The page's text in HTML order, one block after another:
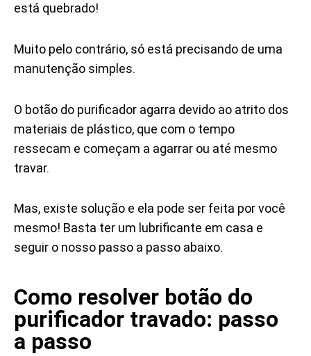
está quebrado!
Muito pelo contrário, só está precisando de uma
manutenção simples.
O botão do purificador agarra devido ao atrito dos
materiais de plástico, que com o tempo
ressecam e começam a agarrar ou até mesmo
travar.
Mas, existe solução e ela pode ser feita por você
mesmo! Basta ter um lubrificante em casa e
seguir o nosso passo a passo abaixo.
Como resolver botão do
purificador travado: passo
a passo